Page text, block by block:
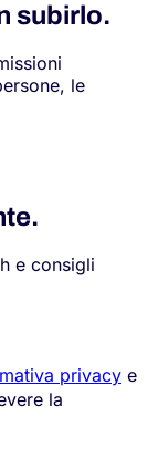
subirlo.
le
e consigli
privacy e
la